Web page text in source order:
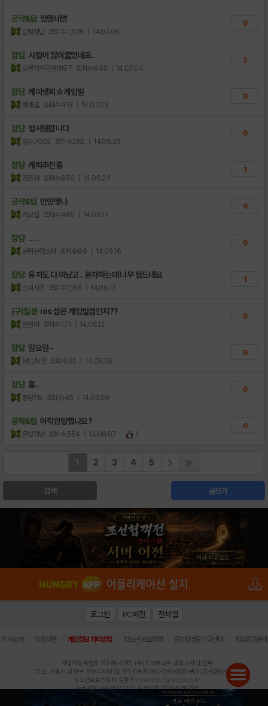
공략&팁 망했네영
은빛청년 조회수:1,328 | 14.07.06
0
잡담 사람이 많이줄었네요..
오렌지캬라멜1997 조회수:948 | 14.07.04
2
잡담 케이넷피☆게임빌
콩개굴 조회수:416 | 14.07.03
0
잡담 법사템팝니다
정수7002 조회수:282 | 14.06.26
0
잡담 케릭추천좀
꼼즈야 조회수:956 | 14.06.24
1
공략&팁 안망햇나
카모밀 조회수:485 | 14.06.17
0
잡담 .....
날뛰는햄스터 조회수:66 | 14.06.16
0
잡담 유저도 다 떠났고.. 혼자하는데 너무 힘드네요
스피시즈 조회수:1,158 | 14.06.13
1
(구)질문 ios 섭은 게임빌섭인지??
잘찔러 조회수:171 | 14.06.12
0
잡담 일요일~
봄LUV진 조회수:62 | 14.06.08
0
잡담 흠..
뿅망치s 조회수:45 | 14.06.08
0
공략&팁 아직안망했나요?
은빛청년 조회수:554 | 14.06.07 1
0
1 2 3 4 5
검색 글쓰기
로그인 PC버전 전체앱
회사소개 이용약관 개인정보 처리방침 청소년 보호정책 불법촬영물 신고센터 제휴광고문의
사업자등록번호:119-86-61101 (주)스마트나우 대표이사:송현두
주소: 서울시 금천구 가산디지털1로 171 연락처:063-284-8635 팩스:02-6265-0377
청소년보호책임자:김동욱 desk@hungryapp.co.kr
등록번호:서울아02322 | 등록일자:2016년4월25일
발행인:(주)스마트나우 송현두 | 편집인:김동욱